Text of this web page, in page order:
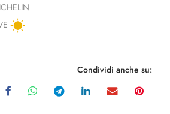
Condividi anche su: